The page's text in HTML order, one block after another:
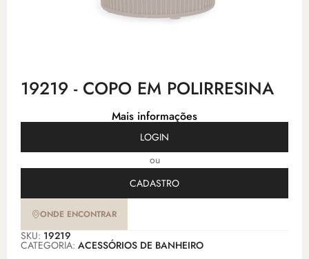
19219 - COPO EM POLIRRESINA
Mais informações
LOGIN
ou
CADASTRO
ONDE ENCONTRAR
SKU: 19219
CATEGORIA: ACESSÓRIOS DE BANHEIRO